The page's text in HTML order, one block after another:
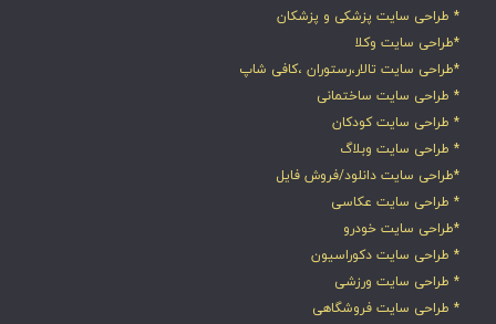
* طراحی سایت پزشکی و پزشکان
*طراحی سایت وکلا
*طراحی سایت تالار،رستوران ،کافی شاپ
* طراحی سایت ساختمانی
* طراحی سایت کودکان
* طراحی سایت وبلاگ
*طراحی سایت دانلود/فروش فایل
* طراحی سایت عکاسی
*طراحی سایت خودرو
* طراحی سایت دکوراسیون
* طراحی سایت ورزشی
* طراحی سایت فروشگاهی